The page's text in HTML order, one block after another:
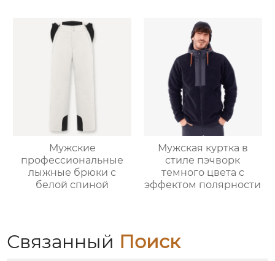
Мужские
профессиональные
лыжные брюки с
белой спиной
Мужская куртка в
стиле пэчворк
темного цвета с
эффектом полярности
Связанный Поиск